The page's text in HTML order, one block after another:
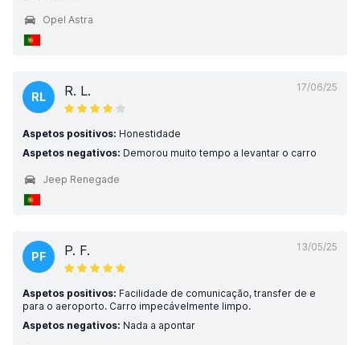
Opel Astra
17/06/25
RL R. L.
Aspetos positivos: Honestidade
Aspetos negativos: Demorou muito tempo a levantar o carro
Jeep Renegade
13/05/25
PF P. F.
Aspetos positivos: Facilidade de comunicação, transfer de e
para o aeroporto. Carro impecávelmente limpo.
Aspetos negativos: Nada a apontar